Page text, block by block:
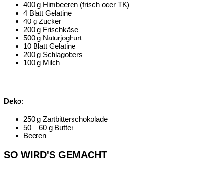
400 g Himbeeren (frisch oder TK)
4 Blatt Gelatine
40 g Zucker
200 g Frischkäse
500 g Naturjoghurt
10 Blatt Gelatine
200 g Schlagobers
100 g Milch
Deko:
250 g Zartbitterschokolade
50 – 60 g Butter
Beeren
SO WIRD'S GEMACHT